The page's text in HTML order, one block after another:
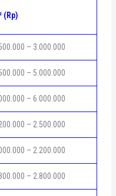
(Rp)
– 3.000.000
– 5.000.000
– 6.000.000
– 2.500.000
– 2.200.000
– 2.800.000